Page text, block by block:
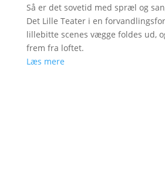
Så er det sovetid med spræl og
Det Lille Teater i en
lillebitte scenes vægge foldes ud,
frem fra loftet.
Læs mere